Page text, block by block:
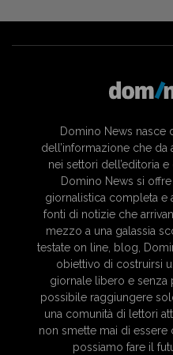
Domino News nasce
dell’informazione che
nei settori dell’editoria
Domino News si
giornalistica completa e
fonti di notizie che
mezzo a una galassia
testate on line, blog,
obiettivo di costruirsi
giornale libero e senza
possibile raggiungere
una comunità di lettori
non smette mai di essere
possiamo fare il